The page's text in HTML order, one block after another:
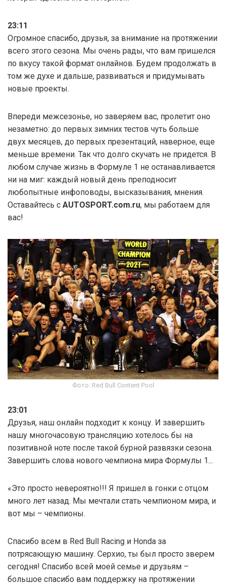
23:11
Огромное спасибо, друзья, за внимание на протяжении
всего этого сезона. Мы очень рады, что вам пришелся
по вкусу такой формат онлайнов. Будем продолжать в
том же духе и дальше, развиваться и придумывать
новые проекты.
Впереди межсезонье, но заверяем вас, пролетит оно
незаметно: до первых зимних тестов чуть больше
двух месяцев, до первых презентаций, наверное, еще
меньше времени. Так что долго скучать не придется. В
любом случае жизнь в Формуле 1 не останавливается
ни на миг: каждый новый день преподносит
любопытные инфоповоды, высказывания, мнения.
Оставайтесь с AUTOSPORT.com.ru, мы работаем для
вас!
Фото: Red Bull Content Pool
23:01
Друзья, наш онлайн подходит к концу. И завершить
нашу многочасовую трансляцию хотелось бы на
позитивной ноте после такой бурной развязки сезона.
Завершить слова нового чемпиона мира Формулы 1...
«Это просто невероятно!!! Я пришел в гонки с отцом
много лет назад. Мы мечтали стать чемпионом мира, и
вот мы – чемпионы.
Спасибо всем в Red Bull Racing и Honda за
потрясающую машину. Серхио, ты был просто зверем
сегодня! Спасибо всей моей семье и друзьям –
большое спасибо вам поддержку на протяжении